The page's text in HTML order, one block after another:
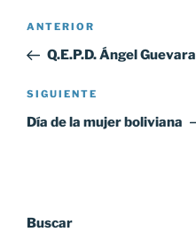
Navegación
entradas
Entrada
anterior:
ANTERIOR
Q.E.P.D. Ángel Guevara
Siguiente
entrada
SIGUIENTE
Día de la mujer boliviana
Buscar